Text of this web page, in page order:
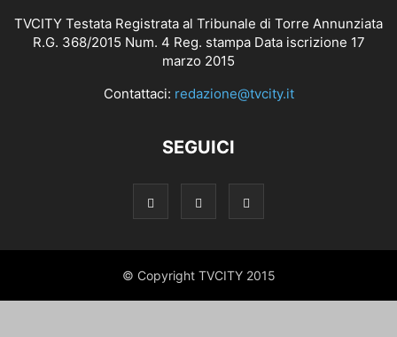
TVCITY Testata Registrata al Tribunale di Torre Annunziata
R.G. 368/2015 Num. 4 Reg. stampa Data iscrizione 17
marzo 2015
Contattaci: redazione@tvcity.it
SEGUICI
© Copyright TVCITY 2015